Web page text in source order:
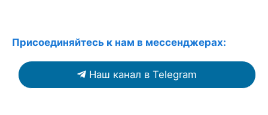
Присоединяйтесь к нам в мессенджерах:
Наш канал в Telegram